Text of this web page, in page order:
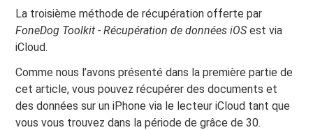
La troisième méthode de récupération offerte par
FoneDog Toolkit - Récupération de données iOSest via
iCloud.
Comme nous l’avons présenté dans la première partie de
cet article, vous pouvez récupérer des documents et
des données sur un iPhone via le lecteur iCloud tant que
vous vous trouvez dans la période de grâce de 30.